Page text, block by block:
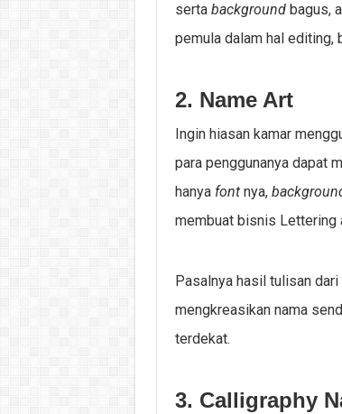
serta backgroundbagus,
pemula dalam hal editing,
2. Name Art
Ingin hiasan kamar
para penggunanya dapat
hanya fontnya,
membuat bisnis Lettering
Pasalnya hasil tulisan
mengkreasikan nama
terdekat.
3. Calligraphy